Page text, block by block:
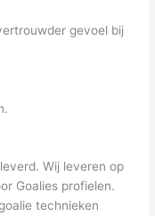
gevoel bij
Wij leveren op
Goalies profielen.
technieken